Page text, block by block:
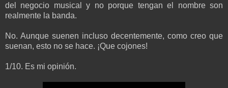
del negocio musical y no porque tengan el nombre son
realmente la banda.
No. Aunque suenen incluso decentemente, como creo que
suenan, esto no se hace. ¡Que cojones!
1/10. Es mi opinión.